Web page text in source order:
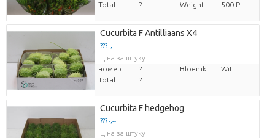
Total:
? Weight 500 P
Cucurbita F Antilliaans X4
??? -,--
Ціна за штуку
номер
?
Wit
Total:
?
Cucurbita F hedgehog
??? -,--
Ціна за штуку